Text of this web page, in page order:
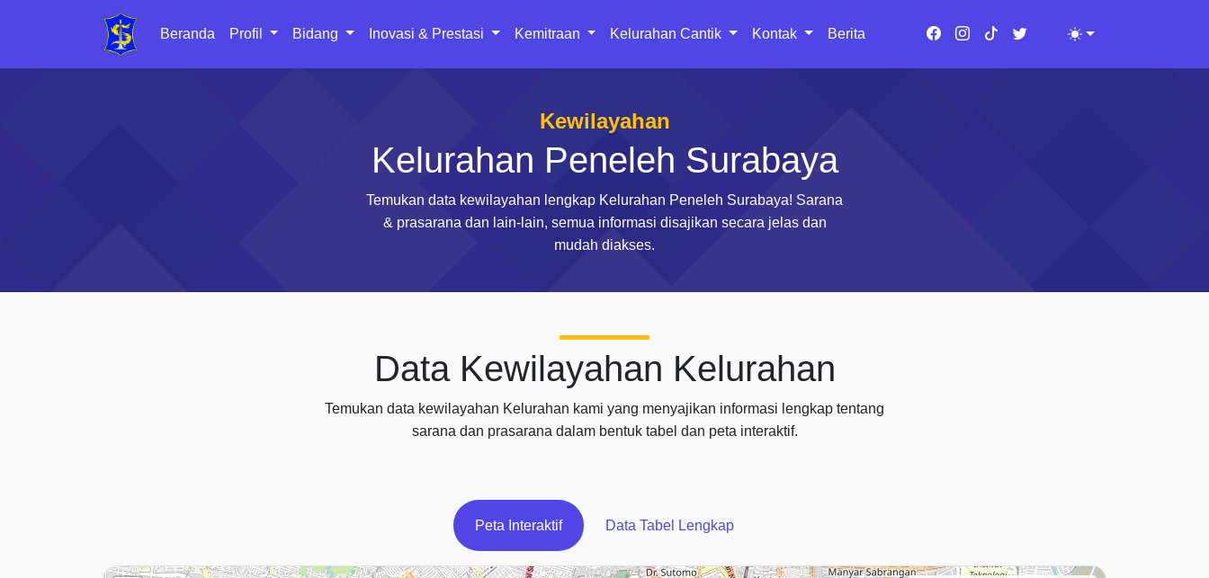
Beranda Profil Bidang Inovasi & Prestasi Kemitraan Kelurahan Cantik Kontak Berita
Toggle theme
Kewilayahan
Kelurahan Peneleh Surabaya
Temukan data kewilayahan lengkap Kelurahan Peneleh Surabaya! Sarana
& prasarana dan lain-lain, semua informasi disajikan secara jelas dan
mudah diakses.
Data Kewilayahan Kelurahan
Temukan data kewilayahan Kelurahan kami yang menyajikan informasi lengkap tentang
sarana dan prasarana dalam bentuk tabel dan peta interaktif.
Peta Interaktif Data Tabel Lengkap